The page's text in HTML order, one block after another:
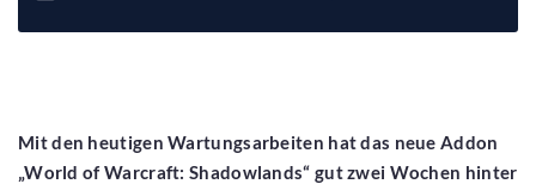
Mit den heutigen Wartungsarbeiten hat das neue Addon
„World of Warcraft: Shadowlands“ gut zwei Wochen hinter